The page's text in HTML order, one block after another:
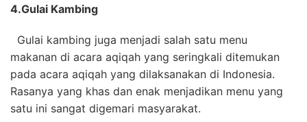
4.Gulai Kambing
Gulai kambing juga menjadi salah satu menu
makanan di acara aqiqah yang seringkali ditemukan
pada acara aqiqah yang dilaksanakan di Indonesia.
Rasanya yang khas dan enak menjadikan menu yang
satu ini sangat digemari masyarakat.